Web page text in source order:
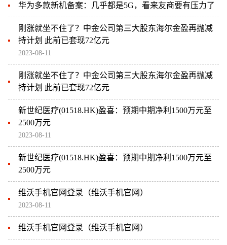
华为多款新机备案：几乎都是5G，看来友商要有压力了
刚涨就坐不住了？中金公司第三大股东海尔金盈再抛减
持计划 此前已套现72亿元
2023-08-11
刚涨就坐不住了？中金公司第三大股东海尔金盈再抛减
持计划 此前已套现72亿元
新世纪医疗(01518.HK)盈喜：预期中期净利1500万元至
2500万元
2023-08-11
新世纪医疗(01518.HK)盈喜：预期中期净利1500万元至
2500万元
维沃手机官网登录（维沃手机官网）
2023-08-11
维沃手机官网登录（维沃手机官网）